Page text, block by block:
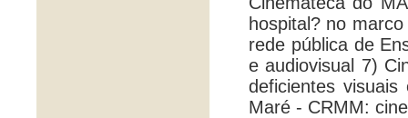
hospital? no
rede pública de
e audiovisual 7)
deficientes
Maré - CRMM: